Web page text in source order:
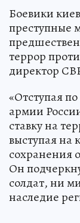
Боевики
преступные
террор
директор
«Отступая
армии
ставку на
выступая на
сохранения
Он
солдат, ни
наследие